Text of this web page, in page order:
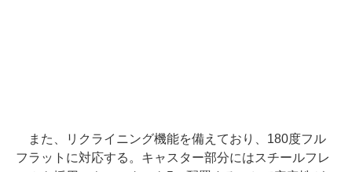
また、リクライニング機能を備えており、180度フル
フラットに対応する。キャスター部分にはスチールフレ